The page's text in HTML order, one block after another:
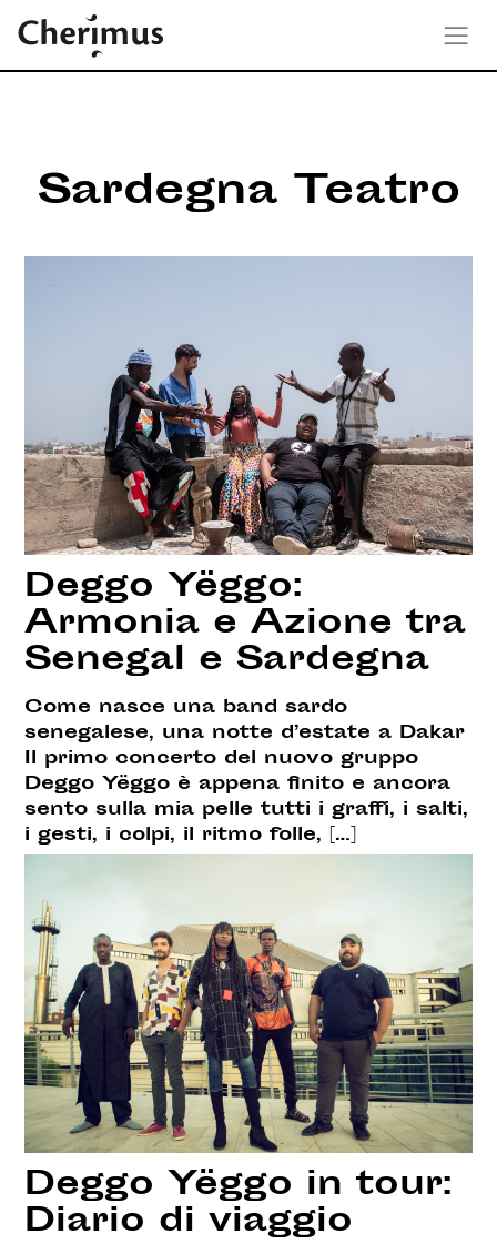
Sardegna Teatro
Deggo Yëggo:
Armonia e Azione tra
Senegal e Sardegna
Come nasce una band sardo
senegalese, una notte d’estate a Dakar
Il primo concerto del nuovo gruppo
Deggo Yëggo è appena finito e ancora
sento sulla mia pelle tutti i graffi, i salti,
i gesti, i colpi, il ritmo folle, […]
Deggo Yëggo in tour:
Diario di viaggio